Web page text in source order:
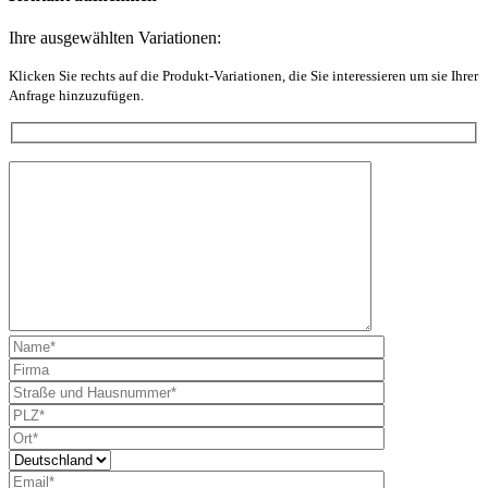
Ihre ausgewählten Variationen:
Klicken Sie rechts auf die Produkt-Variationen, die Sie interessieren um sie Ihrer
Anfrage hinzuzufügen.